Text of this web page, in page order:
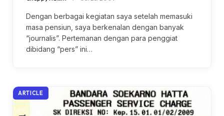
Dengan berbagai kegiatan saya setelah memasuki
masa pensiun, saya berkenalan dengan banyak
“journalis”. Pertemanan dengan para penggiat
dibidang “pers” ini…
ARTICLE